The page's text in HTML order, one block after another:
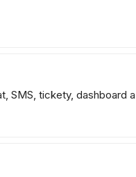
SMS, tickety, dashboard